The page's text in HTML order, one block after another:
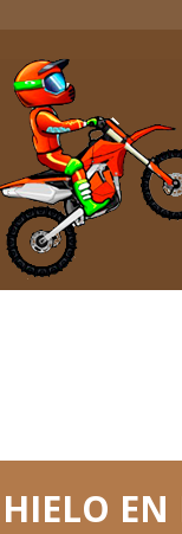
MOTO X3M 7
Rating
Una vez que comienzas
que montas una
tu cuenta....
JUGAR AHORA
HIELO